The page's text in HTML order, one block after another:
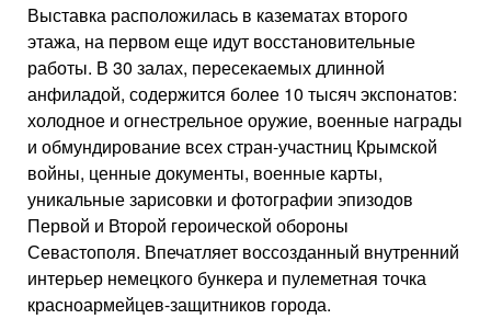
Выставка расположилась в казематах второго
этажа, на первом еще идут восстановительные
работы. В 30 залах, пересекаемых длинной
анфиладой, содержится более 10 тысяч экспонатов:
холодное и огнестрельное оружие, военные награды
и обмундирование всех стран-участниц Крымской
войны, ценные документы, военные карты,
уникальные зарисовки и фотографии эпизодов
Первой и Второй героической обороны
Севастополя. Впечатляет воссозданный внутренний
интерьер немецкого бункера и пулеметная точка
красноармейцев-защитников города.